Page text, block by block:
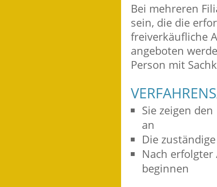
Bei mehreren
sein, die die
freiverkäufliche
angeboten
Person mit
Sie zeigen
an
Die
Nach erfolgter
beginnen